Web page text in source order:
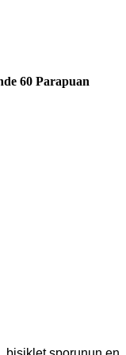
60 Parapuan